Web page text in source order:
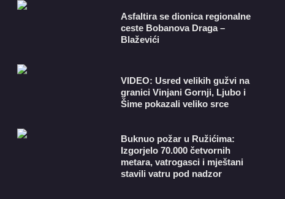
Asfaltira se dionica regionalne
ceste Bobanova Draga –
Blaževići
VIDEO: Usred velikih gužvi na
granici Vinjani Gornji, Ljubo i
Šime pokazali veliko srce
Buknuo požar u Ružićima:
Izgorjelo 70.000 četvornih
metara, vatrogasci i mještani
stavili vatru pod nadzor